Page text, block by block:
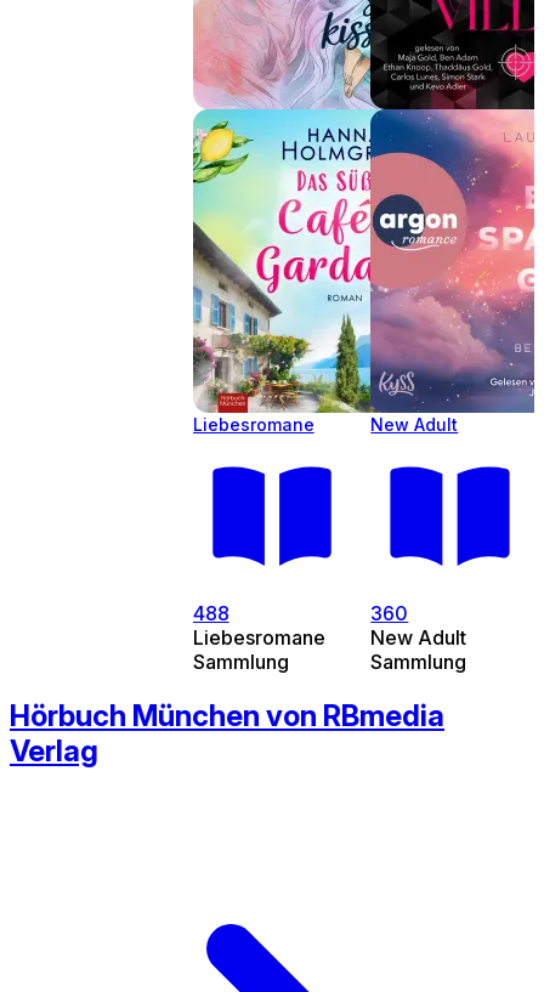
Liebesromane
488
Liebesromane
Sammlung
New Adult
360
New Adult
Sammlung
Hörbuch München von RBmedia
Verlag